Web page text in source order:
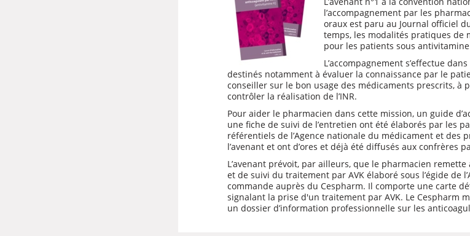
l’accompagnement par les
oraux est paru au Journal officiel
temps, les modalités pratiques de
pour les patients sous antivitamine
L’accompagnement s’effectue
destinés notamment à évaluer la connaissance par le
conseiller sur le bon usage des médicaments prescrits, à
contrôler la réalisation de l’INR.
Pour aider le pharmacien dans cette mission, un guide
une fiche de suivi de l’entretien ont été élaborés par les
référentiels de l’Agence nationale du médicament et des
l’avenant et ont d’ores et déjà été diffusés aux confrères
L’avenant prévoit, par ailleurs, que le pharmacien
et de suivi du traitement par AVK élaboré sous l’égide de
commande auprès du Cespharm. Il comporte une carte
signalant la prise d'un traitement par AVK. Le Cespharm
un dossier d’information professionnelle sur les